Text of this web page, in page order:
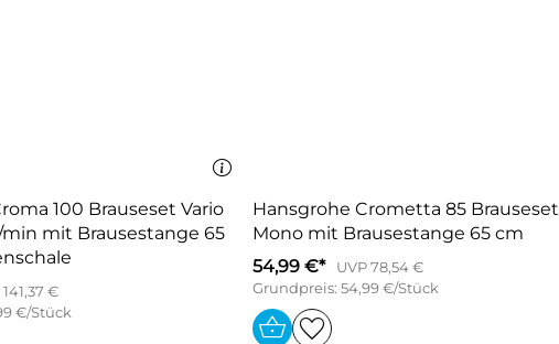
100 Brauseset Vario
mit Brausestange 65
141,37 €
€/Stück
Hansgrohe Crometta 85 Brauseset
Mono mit Brausestange 65 cm
54,99 €*
UVP 78,54 €
Grundpreis: 54,99 €/Stück